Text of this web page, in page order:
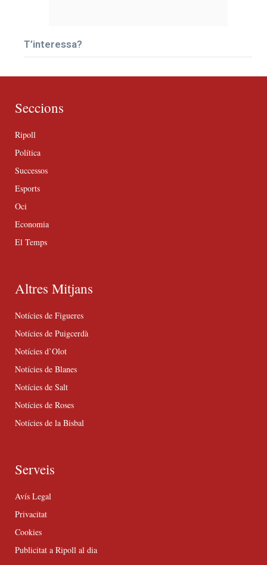
T’interessa?
Seccions
Ripoll
Política
Successos
Esports
Oci
Economia
El Temps
Altres Mitjans
Notícies de Figueres
Notícies de Puigcerdà
Notícies d’Olot
Notícies de Blanes
Notícies de Salt
Notícies de Roses
Notícies de la Bisbal
Serveis
Avís Legal
Privacitat
Cookies
Publicitat a Ripoll al dia